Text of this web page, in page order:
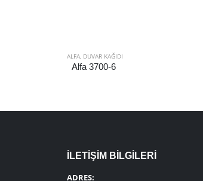
ALFA, DUVAR KAĞIDI
Alfa 3700-6
İLETİŞİM BİLGİLERİ
ADRES: